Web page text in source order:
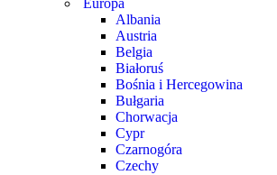
Singapur
Sri Lanka
Tajlandia
Turcja
Wietnam
Zjednoczone Emiraty Arabskie
Afryka
Egipt
Kenia
Madagaskar
Europa
Albania
Austria
Belgia
Białoruś
Bośnia i Hercegowina
Bułgaria
Chorwacja
Cypr
Czarnogóra
Czechy